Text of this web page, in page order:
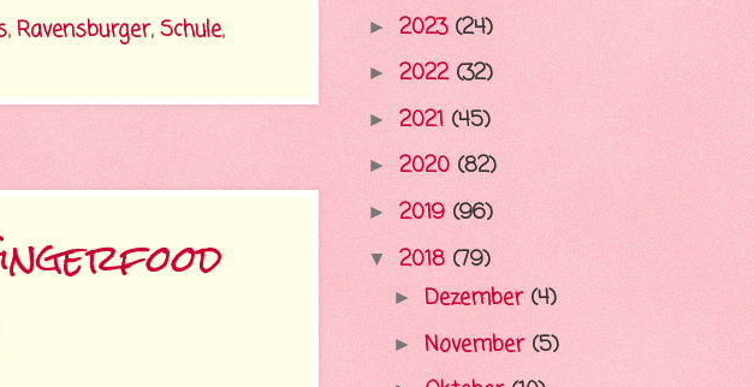
,Ravensburger,Schule,
► 2023 (24)
► 2022 (32)
► 2021 (45)
► 2020 (82)
► 2019 (96)
▼ 2018 (79)
► Dezember (4)
► November (5)